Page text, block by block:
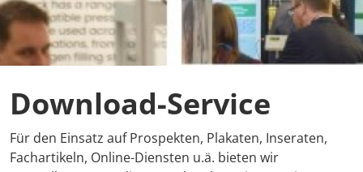
Download-Service
Für den Einsatz auf Prospekten, Plakaten, Inseraten,
Fachartikeln, Online-Diensten u.ä. bieten wir